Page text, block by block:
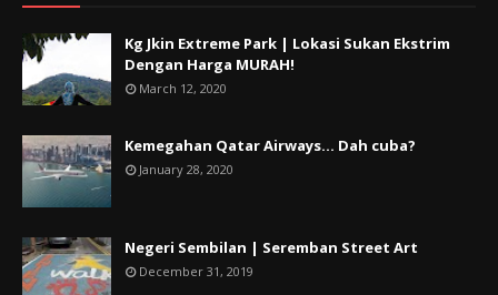
Kg Jkin Extreme Park | Lokasi Sukan Ekstrim
Dengan Harga MURAH!
March 12, 2020
Kemegahan Qatar Airways... Dah cuba?
January 28, 2020
Negeri Sembilan | Seremban Street Art
December 31, 2019